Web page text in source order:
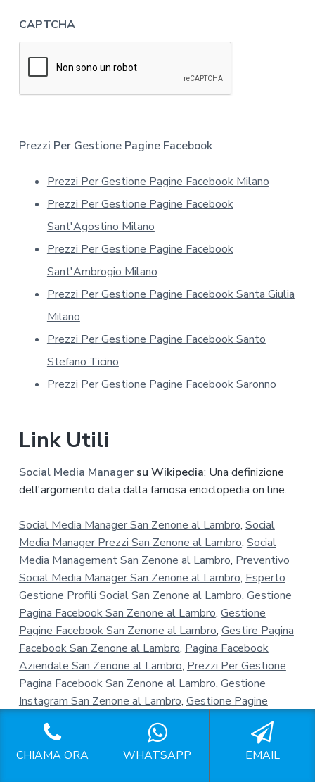
f
o
t
a
c
y
*
CAPTCHA
Prezzi Per Gestione Pagine Facebook
Prezzi Per Gestione Pagine Facebook Milano
Prezzi Per Gestione Pagine Facebook
Sant'Agostino Milano
Prezzi Per Gestione Pagine Facebook
Sant'Ambrogio Milano
Prezzi Per Gestione Pagine Facebook Santa Giulia
Milano
Prezzi Per Gestione Pagine Facebook Santo
Stefano Ticino
Prezzi Per Gestione Pagine Facebook Saronno
Link Utili
Social Media Managersu Wikipedia: Una definizione
dell'argomento data dalla famosa enciclopedia on line.
Social Media Manager San Zenone al Lambro, Social
Media Manager Prezzi San Zenone al Lambro, Social
Media Management San Zenone al Lambro, Preventivo
Social Media Manager San Zenone al Lambro, Esperto
Gestione Profili Social San Zenone al Lambro, Gestione
Pagina Facebook San Zenone al Lambro, Gestione
Pagine Facebook San Zenone al Lambro, Gestire Pagina
Facebook San Zenone al Lambro, Pagina Facebook
Aziendale San Zenone al Lambro, Prezzi Per Gestione
Pagina Facebook San Zenone al Lambro, Gestione
Instagram San Zenone al Lambro, Gestione Pagine
Instagram San Zenone al Lambro
Gestione Account
Instagram San Zenone al Lambro
Gestione Profili
Instagram San Zenone al Lambro,Instagram Per
CHIAMA ORA WHATSAPP EMAIL